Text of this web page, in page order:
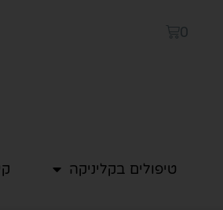
0
טיפולים בקליניקה